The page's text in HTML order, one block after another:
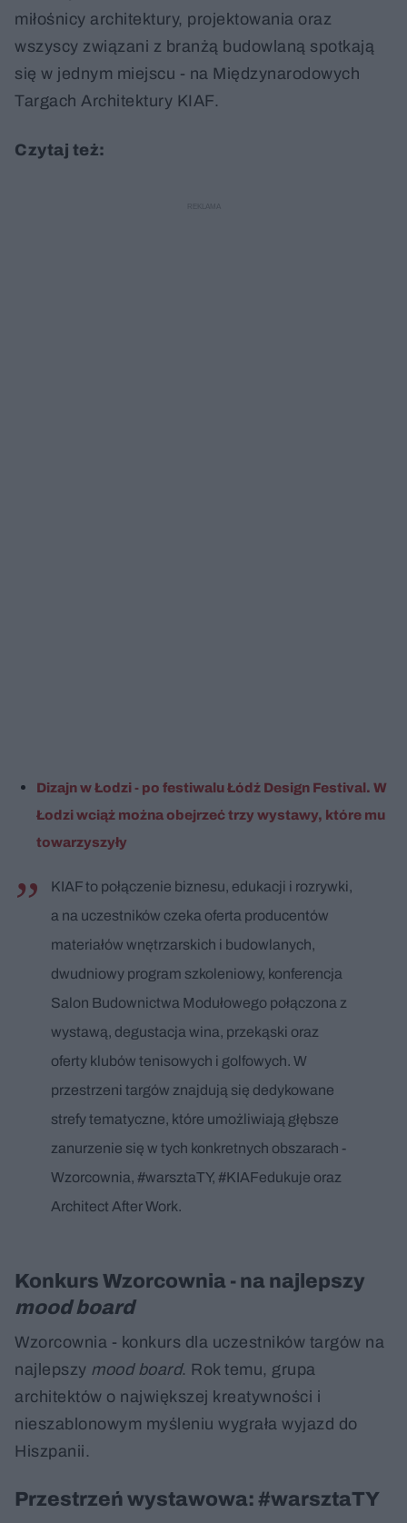
miłośnicy architektury, projektowania oraz
wszyscy związani z branżą budowlaną spotkają
się w jednym miejscu - na Międzynarodowych
Targach Architektury KIAF.
Czytaj też:
Dizajn w Łodzi - po festiwalu Łódź Design Festival. W
Łodzi wciąż można obejrzeć trzy wystawy, które mu
towarzyszyły
KIAF to połączenie biznesu, edukacji i rozrywki,
a na uczestników czeka oferta producentów
materiałów wnętrzarskich i budowlanych,
dwudniowy program szkoleniowy, konferencja
Salon Budownictwa Modułowego połączona z
wystawą, degustacja wina, przekąski oraz
oferty klubów tenisowych i golfowych. W
przestrzeni targów znajdują się dedykowane
strefy tematyczne, które umożliwiają głębsze
zanurzenie się w tych konkretnych obszarach -
Wzorcownia, #warsztaTY, #KIAFedukuje oraz
Architect After Work.
Konkurs Wzorcownia - na najlepszy
mood board
Wzorcownia - konkurs dla uczestników targów na
najlepszy mood board. Rok temu, grupa
architektów o największej kreatywności i
nieszablonowym myśleniu wygrała wyjazd do
Hiszpanii.
Przestrzeń wystawowa: #warsztaTY